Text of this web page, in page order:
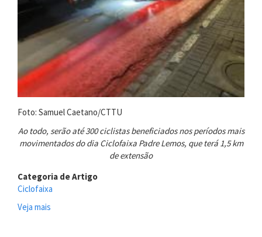
Foto: Samuel Caetano/CTTU
Ao todo, serão até 300 ciclistas beneficiados nos períodos mais
movimentados do dia Ciclofaixa Padre Lemos, que terá 1,5 km
de extensão
Categoria de Artigo
Ciclofaixa
Veja mais